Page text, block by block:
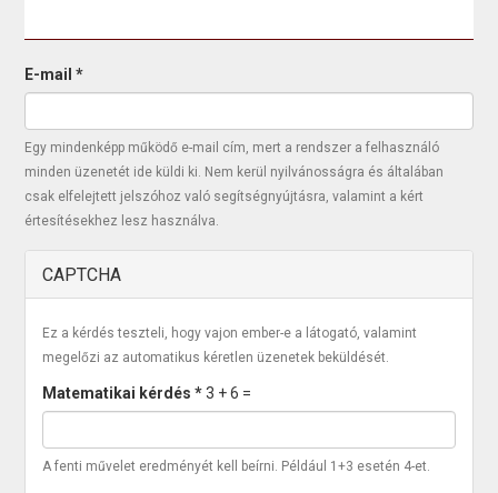
Elsődleges
fülek
E-mail*
Egy mindenképp működő e-mail cím, mert a rendszer a felhasználó
minden üzenetét ide küldi ki. Nem kerül nyilvánosságra és általában
csak elfelejtett jelszóhoz való segítségnyújtásra, valamint a kért
értesítésekhez lesz használva.
CAPTCHA
Ez a kérdés teszteli, hogy vajon ember-e a látogató, valamint
megelőzi az automatikus kéretlen üzenetek beküldését.
Matematikai kérdés*3 + 6 =
A fenti művelet eredményét kell beírni. Például 1+3 esetén 4-et.